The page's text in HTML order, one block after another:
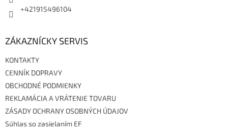
+421915496104
ZÁKAZNÍCKY SERVIS
KONTAKTY
CENNÍK DOPRAVY
OBCHODNÉ PODMIENKY
REKLAMÁCIA A VRÁTENIE TOVARU
ZÁSADY OCHRANY OSOBNÝCH ÚDAJOV
Súhlas so zasielaním EF